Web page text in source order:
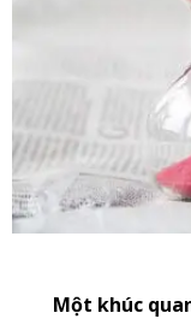
Một khúc